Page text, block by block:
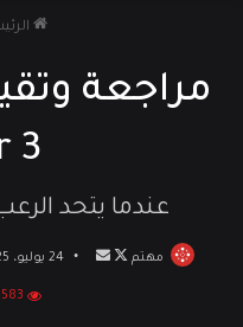
3
عندما يتحد
مهتم
تابع أرسل24 يوليو، 2025